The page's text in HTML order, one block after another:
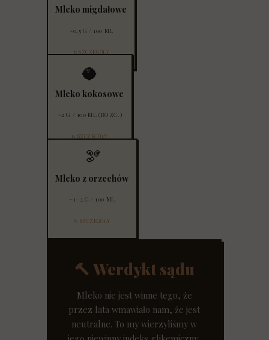
Mleko migdałowe
~0,5 G / 100 ML
↻ SZCZEGÓŁY
🥥
Mleko kokosowe
~2 G / 100 ML (ROZC.)
↻ SZCZEGÓŁY
Rozcieńczone 1:1 z wodą. Świetne do curry i
koktajli. MCT wspomagają ketozę.
🫘
Mleko z orzechów
~1–2 G / 100 ML
↻ SZCZEGÓŁY
Laskowe lub nerkowca (bez cukru). Kremowe,
delikatne. Idealne do deserów i sosów.
🔨 Werdykt sądu
Mleko nie jest winne tego, że
przez lata wmawiało nam, że jest
neutralne. To my wierzyliśmy w